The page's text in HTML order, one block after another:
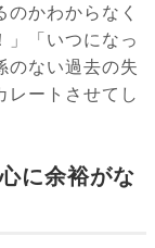
かわからなく
」「いつになっ
のない過去の失
レートさせてし
に余裕がな